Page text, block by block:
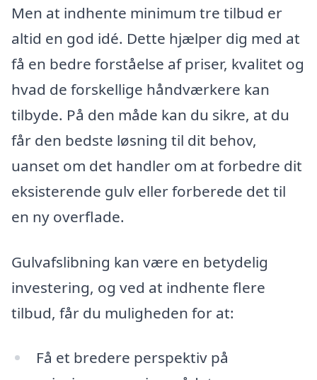
Men at indhente minimum tre tilbud er
altid en god idé. Dette hjælper dig med at
få en bedre forståelse af priser, kvalitet og
hvad de forskellige håndværkere kan
tilbyde. På den måde kan du sikre, at du
får den bedste løsning til dit behov,
uanset om det handler om at forbedre dit
eksisterende gulv eller forberede det til
en ny overflade.
Gulvafslibning kan være en betydelig
investering, og ved at indhente flere
tilbud, får du muligheden for at:
Få et bredere perspektiv på